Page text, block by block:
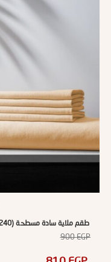
طقم ملاية سادة مسطحة (240×260) دبل 5 قطع
900EGP